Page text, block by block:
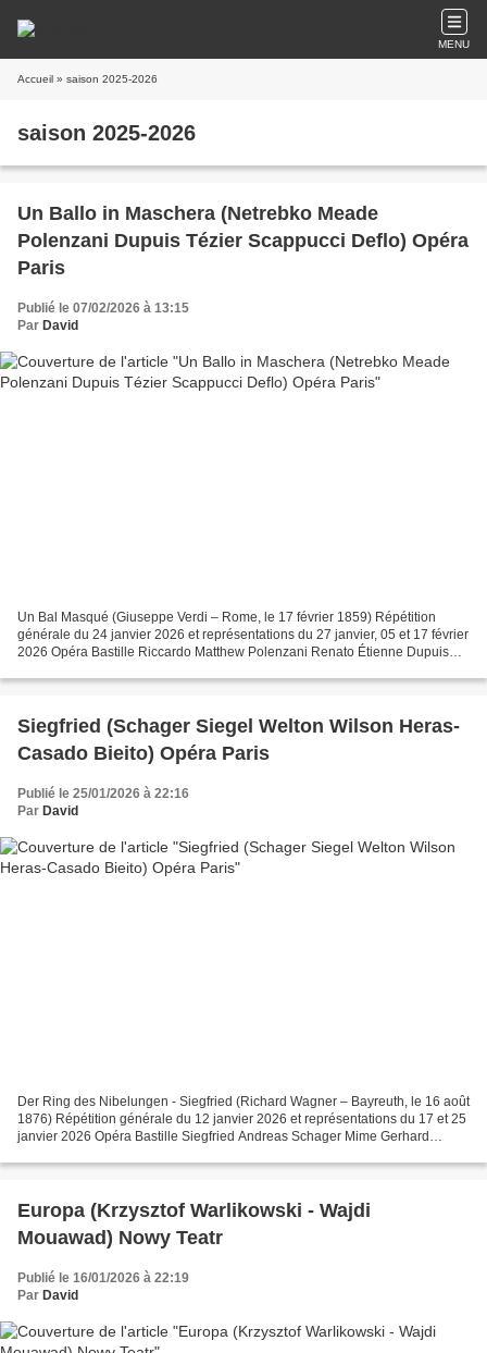
MENU
Accueil » saison 2025-2026
saison 2025-2026
Un Ballo in Maschera (Netrebko Meade
Polenzani Dupuis Tézier Scappucci Deflo) Opéra
Paris
Publié le 07/02/2026 à 13:15
Par David
Un Bal Masqué (Giuseppe Verdi – Rome, le 17 février 1859) Répétition
générale du 24 janvier 2026 et représentations du 27 janvier, 05 et 17 février
2026 Opéra Bastille Riccardo Matthew Polenzani Renato Étienne Dupuis
Siegfried (Schager Siegel Welton Wilson Heras-
Casado Bieito) Opéra Paris
Publié le 25/01/2026 à 22:16
Par David
Der Ring des Nibelungen - Siegfried (Richard Wagner – Bayreuth, le 16 août
1876) Répétition générale du 12 janvier 2026 et représentations du 17 et 25
janvier 2026 Opéra Bastille Siegfried Andreas Schager Mime Gerhard
Europa (Krzysztof Warlikowski - Wajdi
Mouawad) Nowy Teatr
Publié le 16/01/2026 à 22:19
Par David